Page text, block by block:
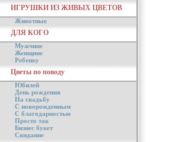
ИГРУШКИ ИЗ ЖИВЫХ ЦВЕТОВ
Животные
ДЛЯ КОГО
Мужчине
Женщине
Ребенку
Цветы по поводу
Юбилей
День рождения
На свадьбу
С новорожденным
С благодарностью
Просто так
Бизнес букет
Свидание